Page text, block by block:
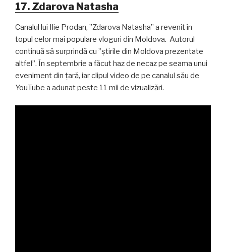
17. Zdarova Natasha
Canalul lui Ilie Prodan, ”Zdarova Natasha” a revenit în
topul celor mai populare vloguri din Moldova. Autorul
continuă să surprindă cu ”știrile din Moldova prezentate
altfel”. În septembrie a făcut haz de necaz pe seama unui
eveniment din țară, iar clipul video de pe canalul său de
YouTube a adunat peste 11 mii de vizualizări.